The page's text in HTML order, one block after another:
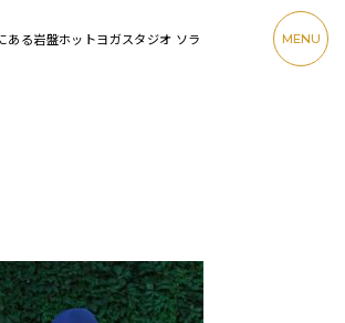
ある岩盤ホットヨガスタジオ ソラ MENU